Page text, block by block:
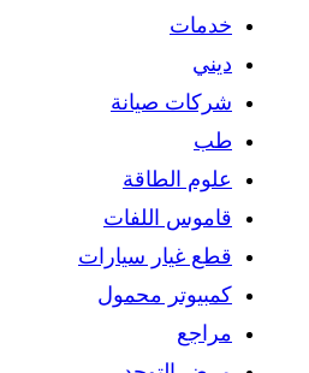
خدمات
ديني
شركات صيانة
طب
علوم الطاقة
قاموس اللفات
قطع غيار سيارات
كمبيوتر محمول
مراجع